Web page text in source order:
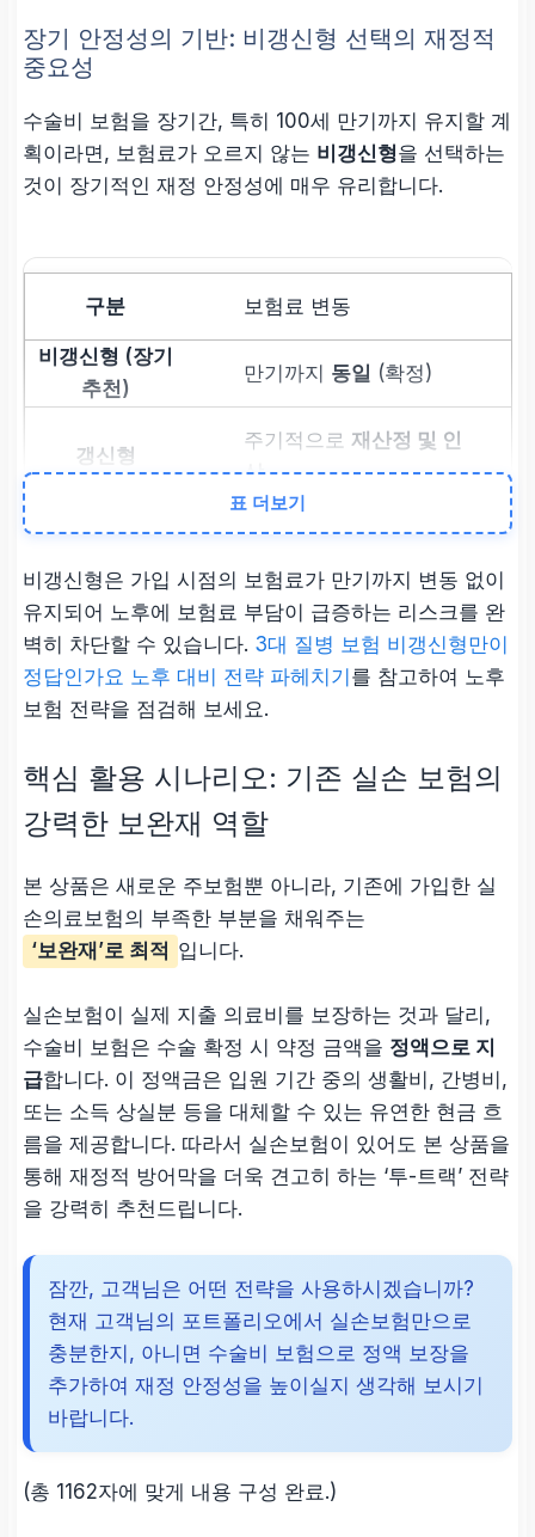
장기 안정성의 기반: 비갱신형 선택의 재정적
중요성
수술비 보험을 장기간, 특히 100세 만기까지 유지할 계
획이라면, 보험료가 오르지 않는 비갱신형을 선택하는
것이 장기적인 재정 안정성에 매우 유리합니다.
보험료 변동
만기까지 동일 (확정)
주기적으로재산정 및 인
상
매우 높음(노후 부담 차
단)
낮음 (고령 시 부담 가중)
표 더보기
비갱신형은 가입 시점의 보험료가 만기까지 변동 없이
유지되어 노후에 보험료 부담이 급증하는 리스크를 완
벽히 차단할 수 있습니다. 3대 질병 보험 비갱신형만이
정답인가요 노후 대비 전략 파헤치기를 참고하여 노후
보험 전략을 점검해 보세요.
핵심 활용 시나리오: 기존 실손 보험의
강력한 보완재 역할
본 상품은 새로운 주보험뿐 아니라, 기존에 가입한 실
손의료보험의 부족한 부분을 채워주는
‘보완재’로 최적 입니다.
실손보험이 실제 지출 의료비를 보장하는 것과 달리,
수술비 보험은 수술 확정 시 약정 금액을 정액으로 지
급합니다. 이 정액금은 입원 기간 중의 생활비, 간병비,
또는 소득 상실분 등을 대체할 수 있는 유연한 현금 흐
름을 제공합니다. 따라서 실손보험이 있어도 본 상품을
통해 재정적 방어막을 더욱 견고히 하는 ‘투-트랙’ 전략
을 강력히 추천드립니다.
잠깐, 고객님은 어떤 전략을 사용하시겠습니까?
현재 고객님의 포트폴리오에서 실손보험만으로
충분한지, 아니면 수술비 보험으로 정액 보장을
추가하여 재정 안정성을 높이실지 생각해 보시기
바랍니다.
(총 1162자에 맞게 내용 구성 완료.)